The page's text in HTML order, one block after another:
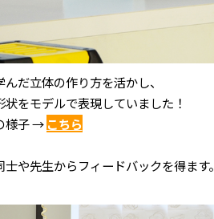
だ立体の作り方を活かし、
をモデルで表現していました！
様子 → こちら
や先生からフィードバックを得ます。